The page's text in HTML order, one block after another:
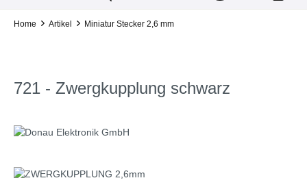
Home Artikel Miniatur Stecker 2,6 mm
721 - Zwergkupplung schwarz
Bildergalerie überspringen